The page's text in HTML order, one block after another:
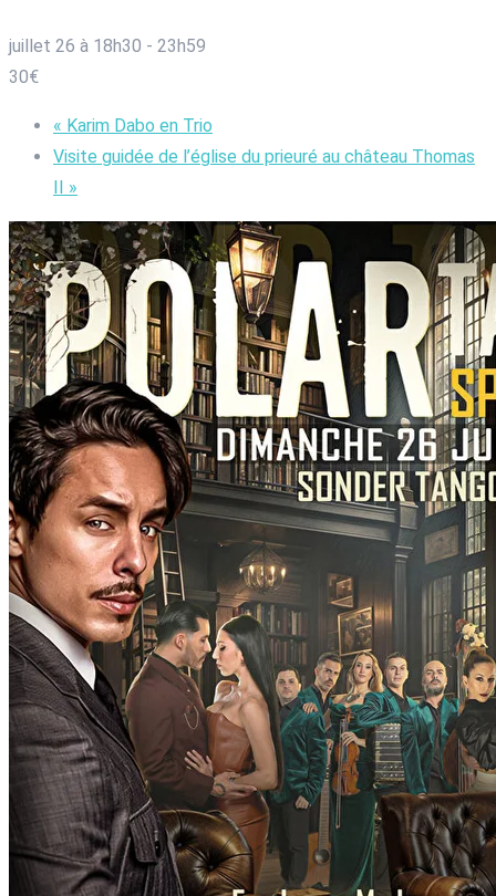
juillet 26 à 18h30 - 23h59
30€
« Karim Dabo en Trio
Visite guidée de l’église du prieuré au château Thomas
»